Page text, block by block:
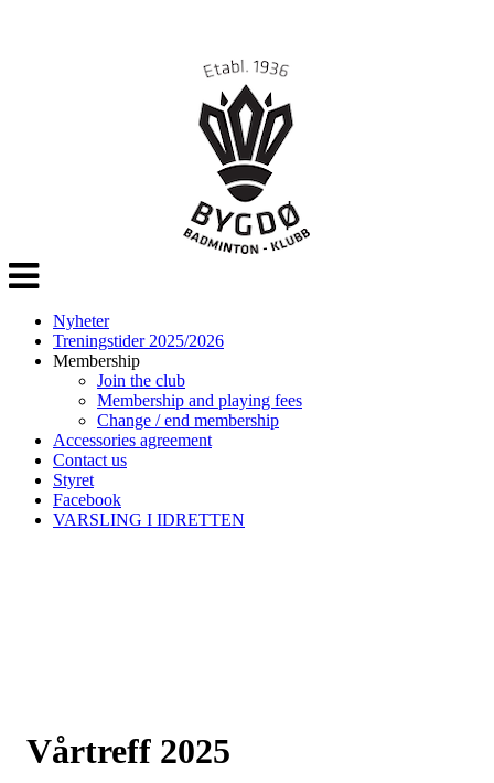
Veksle
navigasjon
Nyheter
Treningstider 2025/2026
Membership
Join the club
Membership and playing fees
Change / end membership
Accessories agreement
Contact us
Styret
Facebook
VARSLING I IDRETTEN
Vårtreff 2025